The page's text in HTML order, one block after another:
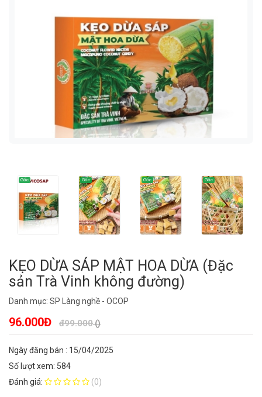
KẸO DỪA SÁP MẬT HOA DỪA (Đặc
sản Trà Vinh không đường)
Danh mục: SP Làng nghề - OCOP
96.000Đ đ99.000()
Ngày đăng bán : 15/04/2025
Số lượt xem: 584
Đánh giá:
(0)